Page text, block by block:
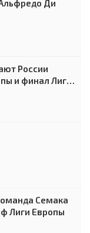
Ди
России
и финал Лиги
Семака
Лиги Европы